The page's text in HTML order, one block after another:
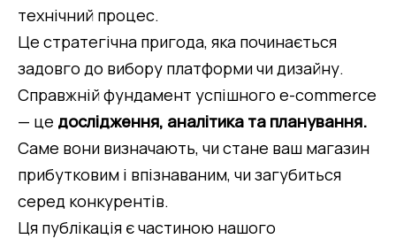
технічний процес.
Це стратегічна пригода, яка починається
задовго до вибору платформи чи дизайну.
Справжній фундамент успішного e-commerce
— це дослідження, аналітика та планування.
Саме вони визначають, чи стане ваш магазин
прибутковим і впізнаваним, чи загубиться
серед конкурентів.
Ця публікація є частиною нашого